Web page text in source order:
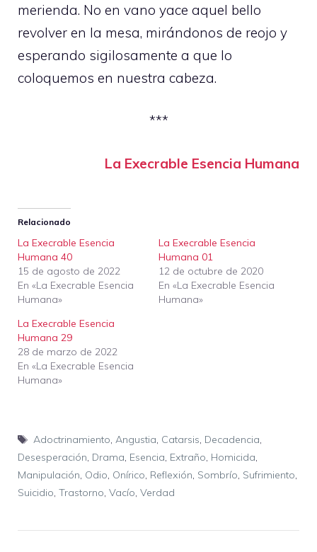
merienda. No en vano yace aquel bello
revolver en la mesa, mirándonos de reojo y
esperando sigilosamente a que lo
coloquemos en nuestra cabeza.
***
La Execrable Esencia Humana
Relacionado
La Execrable Esencia
Humana 40
15 de agosto de 2022
En «La Execrable Esencia
Humana»
La Execrable Esencia
Humana 01
12 de octubre de 2020
En «La Execrable Esencia
Humana»
La Execrable Esencia
Humana 29
28 de marzo de 2022
En «La Execrable Esencia
Humana»
Etiquetas
Adoctrinamiento, Angustia, Catarsis, Decadencia,
Desesperación, Drama, Esencia, Extraño, Homicida,
Manipulación, Odio, Onírico, Reflexión, Sombrío, Sufrimiento,
Suicidio, Trastorno, Vacío, Verdad